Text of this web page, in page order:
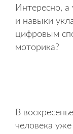
Интересно, а
и навыки
цифровым
моторика?
В
человека